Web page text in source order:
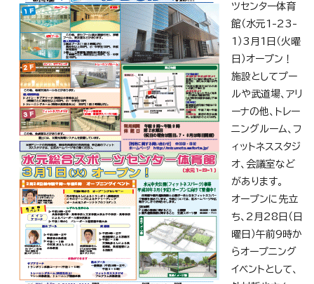
ツセンター体育
館（水元1-23-
1）3月1日（火曜
日）オープン！
施設としてプー
ルや武道場、アリ
ーナの他、トレー
ニングルーム、フ
ィットネススタジ
オ、会議室など
があります。
オープンに先立
ち、2月28日（日
曜日）午前9時か
らオープニング
イベントとして、